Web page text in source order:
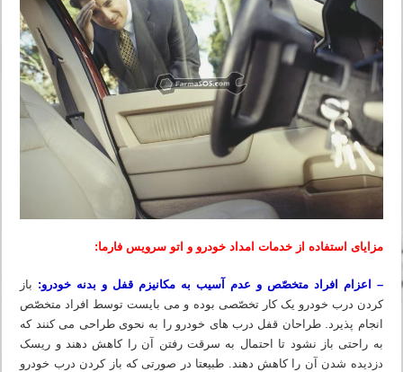
مزایای استفاده از خدمات امداد خودرو و اتو سرویس فارما:
– اعزام افراد متخصّص و عدم آسیب به مکانیزم قفل و بدنه خودرو: باز
کردن درب خودرو یک کار تخصّصی بوده و می بایست توسط افراد متخصّص
انجام پذیرد. طراحان قفل درب های خودرو را به نحوی طراحی می کنند که
به راحتی باز نشود تا احتمال به سرقت رفتن آن را کاهش دهند و ریسک
دزدیده شدن آن را کاهش دهند. طبیعتا در صورتی که باز کردن درب خودرو